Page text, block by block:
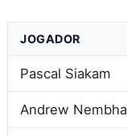
JOGADOR
Pascal Siakam
Andrew